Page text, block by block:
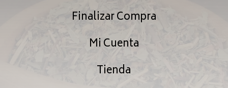
Finalizar Compra
Mi Cuenta
Tienda